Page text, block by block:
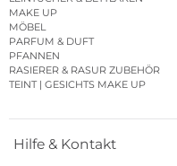
MAKE UP
MÖBEL
PARFUM & DUFT
PFANNEN
RASIERER & RASUR ZUBEHÖR
TEINT | GESICHTS MAKE UP
Hilfe & Kontakt